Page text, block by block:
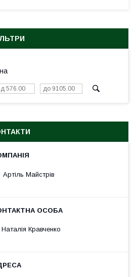
Артіль Майстрів
Наталія Кравченко